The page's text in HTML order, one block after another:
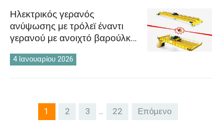
Ηλεκτρικός γερανός
ανύψωσης με τρόλεϊ έναντι
γερανού με ανοιχτό βαρούλκο
με τρόλεϊ: Οδηγός επιλογής για
βιομηχανικά έργα ανύψωσης
4 Ιανουαρίου 2026
1 2 3 .. 22 Επόμενο